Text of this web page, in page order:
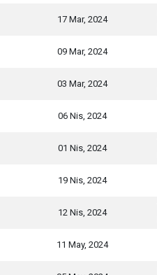
17 Mar, 2024
09 Mar, 2024
03 Mar, 2024
06 Nis, 2024
01 Nis, 2024
19 Nis, 2024
12 Nis, 2024
11 May, 2024